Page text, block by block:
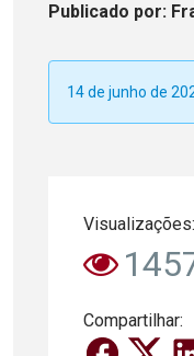
Publicado por:
14 de junho de
Visualizações:
Compartilhar: